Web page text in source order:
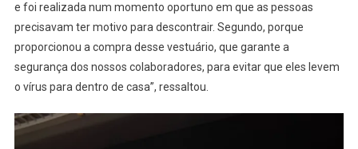
e foi realizada num momento oportuno em que as pessoas
precisavam ter motivo para descontrair. Segundo, porque
proporcionou a compra desse vestuário, que garante a
segurança dos nossos colaboradores, para evitar que eles levem
o vírus para dentro de casa”, ressaltou.